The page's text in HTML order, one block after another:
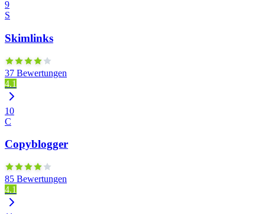
9
S
Skimlinks
37 Bewertungen
4.1
10
C
Copyblogger
85 Bewertungen
4.1